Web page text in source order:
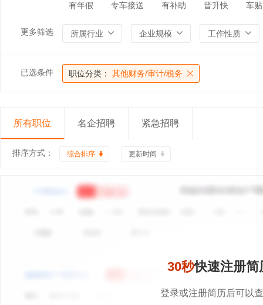
有年假 专车接送 有补助 晋升快 车贴
更多筛选 所属行业 企业规模 工作性质
已选条件 职位分类： 其他财务/审计/税务
所有职位 名企招聘 紧急招聘
排序方式： 综合排序 更新时间
30秒快速注册简
登录或注册简历后可以